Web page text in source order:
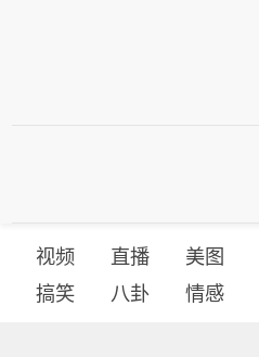
视频 直播 美图
搞笑
八卦 情感